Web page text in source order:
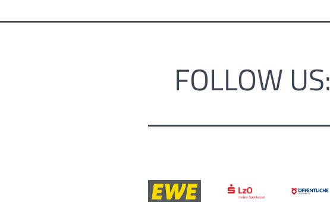
FOLLOW US: